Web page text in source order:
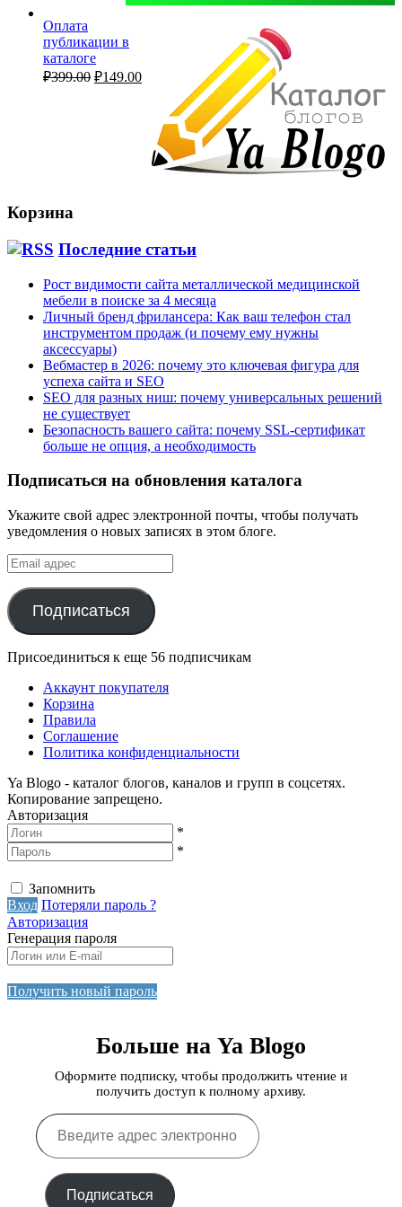
Оплата
публикации в
каталоге
₽399.00 Первоначальная
₽149.00Текущая
₽149.00.
Корзина
Последние статьи
Рост видимости сайта металлической медицинской
мебели в поиске за 4 месяца
Личный бренд фрилансера: Как ваш телефон стал
инструментом продаж (и почему ему нужны
аксессуары)
Вебмастер в 2026: почему это ключевая фигура для
успеха сайта и SEO
SEO для разных ниш: почему универсальных решений
не существует
Безопасность вашего сайта: почему SSL-сертификат
больше не опция, а необходимость
Подписаться на обновления каталога
Укажите свой адрес электронной почты, чтобы получать
уведомления о новых записях в этом блоге.
Email
адрес
Подписаться
Присоединиться к еще 56 подписчикам
Аккаунт покупателя
Корзина
Правила
Соглашение
Политика конфиденциальности
Ya Blogo - каталог блогов, каналов и групп в соцсетях.
Копирование запрещено.
Авторизация
*
*
Запомнить
Вход Потеряли пароль ?
Авторизация
Генерация пароля
Получить новый пароль
Больше на Ya Blogo
Оформите подписку, чтобы продолжить чтение и
получить доступ к полному архиву.
Введите
адрес
электронной
Подписаться